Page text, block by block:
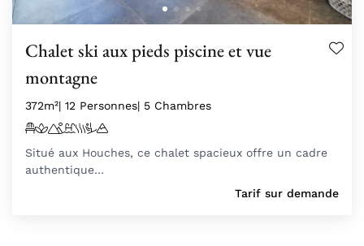
Chalet ski aux pieds piscine et vue
montagne
372m²| 12 Personnes| 5 Chambres
Situé aux Houches, ce chalet spacieux offre un cadre
authentique…
Tarif sur demande